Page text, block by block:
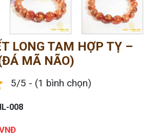
LONG TAM HỢP TỴ –
MÃ NÃO)
5/5 - (1 bình chọn)
008